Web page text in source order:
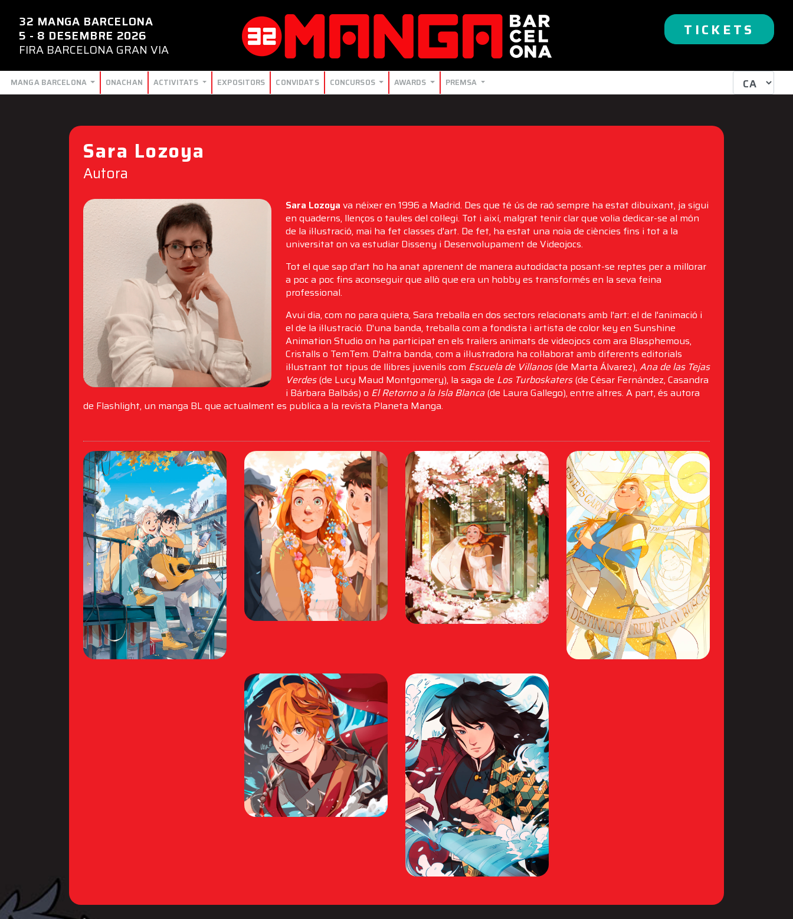
32 MANGA BARCELONA
5 - 8 DESEMBRE 2026
FIRA BARCELONA GRAN VIA
TICKETS
MANGA BARCELONA ONACHAN ACTIVITATS EXPOSITORS CONVIDATS CONCURSOS AWARDS PREMSA
Sara Lozoya
Autora
Sara Lozoya va néixer en 1996 a Madrid. Des que té ús de raó sempre ha estat dibuixant, ja sigui
en quaderns, llenços o taules del col·legi. Tot i així, malgrat tenir clar que volia dedicar-se al món
de la il·lustració, mai ha fet classes d'art. De fet, ha estat una noia de ciències fins i tot a la
universitat on va estudiar Disseny i Desenvolupament de Videojocs.
Tot el que sap d'art ho ha anat aprenent de manera autodidacta posant-se reptes per a millorar
a poc a poc fins aconseguir que allò que era un hobby es transformés en la seva feina
professional.
Avui dia, com no para quieta, Sara treballa en dos sectors relacionats amb l'art: el de l'animació i
el de la il·lustració. D'una banda, treballa com a fondista i artista de color key en Sunshine
Animation Studio on ha participat en els trailers animats de videojocs com ara Blasphemous,
Cristalls o TemTem. D'altra banda, com a il·lustradora ha col·laborat amb diferents editorials
il·lustrant tot tipus de llibres juvenils com Escuela de Villanos(de Marta Álvarez), Ana de las Tejas
Verdes(de Lucy Maud Montgomery), la saga de Los Turboskaters(de César Fernández, Casandra
i Bárbara Balbás) o El Retorno a la Isla Blanca(de Laura Gallego), entre altres. A part, és autora
de Flashlight, un manga BL que actualment es publica a la revista Planeta Manga.